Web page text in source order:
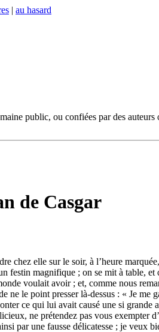
| au hasard
public, ou confiées par des
de Casgar
chez elle sur le soir, à l’heure
festin magnifique ; on se mit à table,
voulait avoir ; et, comme nous
le point presser là-dessus : « Je
ce qui lui avait causé une si
ne prétendez pas vous exempter
par une fausse délicatesse ; je veux